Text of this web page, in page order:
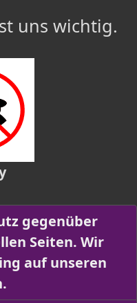
uns wichtig.
gegenüber
Seiten. Wir
auf unseren